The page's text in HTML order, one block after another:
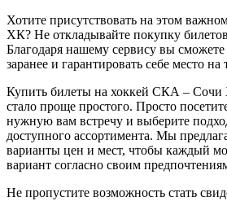
Хотите присутствовать на этом
ХК? Не откладывайте покупку
Благодаря нашему сервису вы сможете
заранее и гарантировать себе место на
Купить билеты на хоккей СКА – Сочи
стало проще простого. Просто
нужную вам встречу и выберите
доступного ассортимента. Мы
варианты цен и мест, чтобы каждый
вариант согласно своим
Не пропустите возможность стать